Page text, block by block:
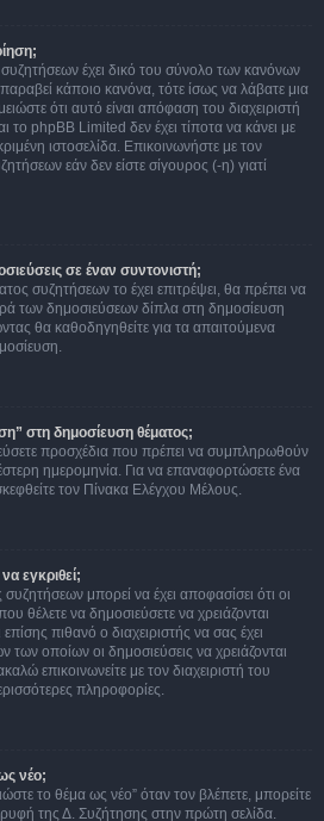
έχει δικό του σύνολο των κανόνων
κάποιο κανόνα, τότε ίσως να λάβατε μια
ότι αυτό είναι απόφαση του διαχειριστή
το phpBB Limited δεν έχει τίποτα να κάνει με
ιστοσελίδα. Επικοινωνήστε με τον
εάν δεν είστε σίγουρος (-η) γιατί
σε έναν συντονιστή;
συζητήσεων το έχει επιτρέψει, θα πρέπει να
των δημοσιεύσεων δίπλα στη δημοσίευση
θα καθοδηγηθείτε για τα απαιτούμενα
στη δημοσίευση θέματος;
προσχέδια που πρέπει να συμπληρωθούν
ημερομηνία. Για να επαναφορτώσετε ένα
τον Πίνακα Ελέγχου Μέλους.
εγκριθεί;
μπορεί να έχει αποφασίσει ότι οι
θέλετε να δημοσιεύσετε να χρειάζονται
πιθανό ο διαχειριστής να σας έχει
των οποίων οι δημοσιεύσεις να χρειάζονται
επικοινωνείτε με τον διαχειριστή του
πληροφορίες.
νέο;
το θέμα ως νέο” όταν τον βλέπετε, μπορείτε
της Δ. Συζήτησης στην πρώτη σελίδα.